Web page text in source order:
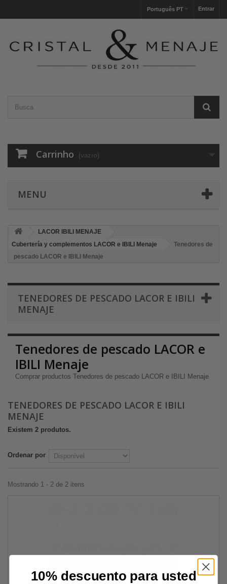
Entrar
Português PT
Carrinho (vazio)
MENU
LACOR IBILI MENAJE
Cubertería y complementos LACOR e IBILI Menaje
Tenedores de
pescado LACOR e IBILI Menaje
TENEDORES DE PESCADO LACOR E IBILI
MENAJE
Tenedores de pescado LACOR e
IBILI Menaje
Comprar productos Tenedores de pescado LACOR e IBILI Menaje
TENEDORES DE PESCADO LACOR E IBILI
MENAJE
Existem 2 produtos.
Ordenar por
Mostrando 1 - 2 de 2 itens
10% descuento para usted